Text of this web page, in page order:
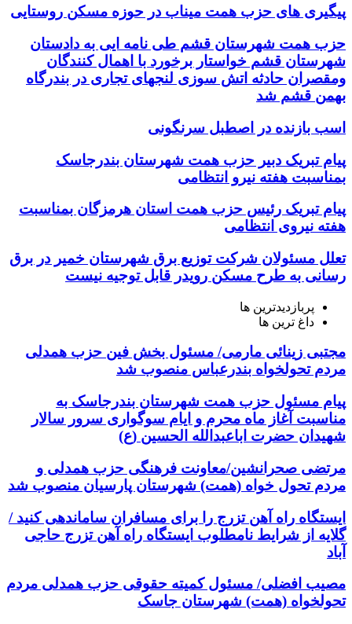
پیگیری های حزب همت میناب در حوزه مسکن روستایی
حزب همت شهرستان قشم طی نامه ایی به دادستان
شهرستان قشم خواستار برخورد با اهمال کنندگان
ومقصران حادثه اتش سوزی لنجهای تجاری در بندرگاه
بهمن قشم شد
اسب بازنده در اصطبل سرنگونی
پیام تبریک دبیر حزب همت شهرستان بندرجاسک
بمناسبت هفته نیرو انتظامی
پیام تبریک رئیس حزب همت استان هرمزگان بمناسبت
هفته نیروی انتظامی
تعلل مسئولان شرکت توزیع برق شهرستان خمیر در برق
رسانی به طرح مسکن رویدر قابل توجیه نیست
پربازدیدترین ها
داغ ترین ها
مجتبی زینائی مارمی/ مسئول بخش فین حزب همدلی
مردم تحولخواه بندرعباس منصوب شد
پیام مسئول حزب همت شهرستان بندرجاسک به
مناسبت آغاز ماه محرم و ایام سوگواری سرور سالار
شهیدان حضرت اباعبدالله الحسین (ع)
مرتضی صحرانشین/معاونت فرهنگی حزب همدلی و
مردم تحول خواه (همت) شهرستان پارسیان منصوب شد
ایستگاه راه آهن تزرج را برای مسافران ساماندهی کنید /
گلایه از شرایط نامطلوب ایستگاه راه آهن تزرج حاجی
آباد
مصیب افضلی/ مسئول کمیته حقوقی حزب همدلی مردم
تحولخواه (همت) شهرستان جاسک